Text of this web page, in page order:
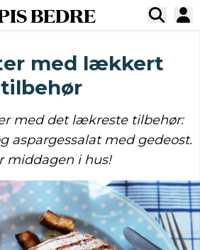
BEDRE
med lækkert
tilbehør
med det lækreste tilbehør:
aspargessalat med gedeost.
middagen i hus!